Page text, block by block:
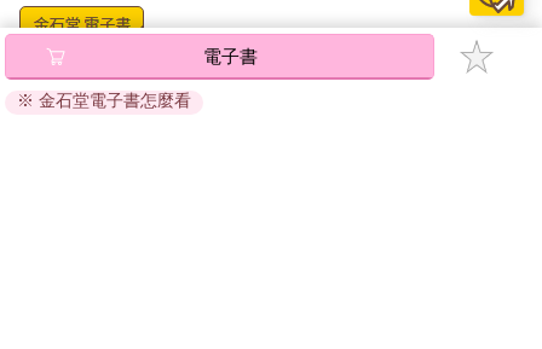
這些咒語當時聽導師提起時，自己只覺得有點荒誕，但奇妙的是
當他做完這一切，心中似乎真的稍微放鬆了一些。
「啊是好了沒？」阿傑走過來，眼角瞄到地上的棋格圖案，好奇
將儲存於會員中心→電子書服務「我的e書櫃」，點選線上
閱讀直接開啟閱讀。
電子書
※ 金石堂電子書怎麼看